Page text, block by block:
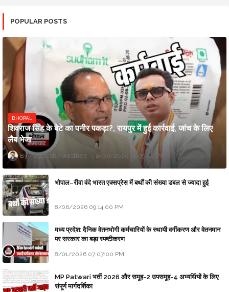
POPULAR POSTS
BHOPAL
शिवराज सिंह के बेटे का पनीर पकड़ा?, रायपुर में हुई कार्रवाई, जांच के लिए
लैब भेजा
Updesh Awasthee 8/06/2026 10:09:00 PM
भोपाल–रीवा वंदे भारत एक्सप्रेस में बर्थों की संख्या डबल से ज्यादा हुई
8/06/2026 09:14:00 PM
मध्य प्रदेश: दैनिक वेतनभोगी कर्मचारियों के स्थायी वर्गीकरण और वेतनमान
पर सरकार का बड़ा स्पष्टीकरण
8/01/2026 07:07:00 PM
MP Patwari भर्ती 2026 और समूह-2 उपसमूह-4 अभ्यर्थियों के लिए
संपूर्ण मार्गदर्शिका